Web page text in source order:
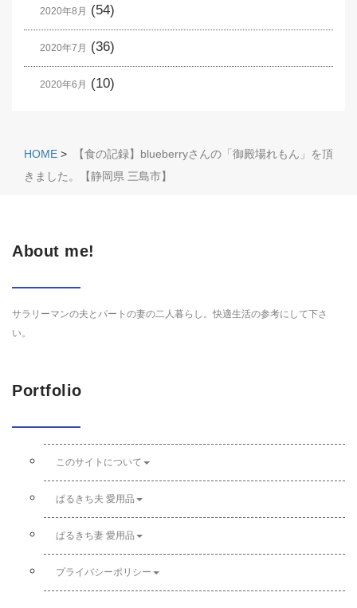
2020年8月 (54)
2020年7月 (36)
2020年6月 (10)
HOME >
【食の記録】blueberryさんの「御殿場れもん」を頂
きました。【静岡県 三島市】
About me!
サラリーマンの夫とパートの妻の二人暮らし。快適生活の参考にして下さ
い。
Portfolio
このサイトについて
ぱるきち夫 愛用品
ぱるきち妻 愛用品
プライバシーポリシー